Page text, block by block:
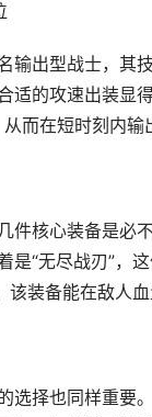
输出型战士，其
适的攻速出装显
而在短时刻内输
件核心装备是必
是“无尽战刃”，
该装备能在敌人
选择也同样重要